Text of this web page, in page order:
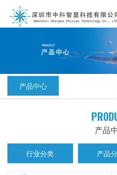
产品中心
产品
行业分类 产品